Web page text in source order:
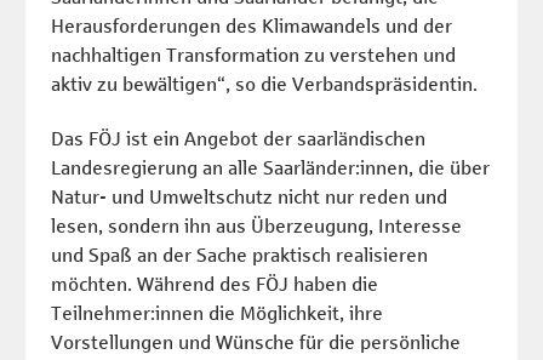
Herausforderungen des Klimawandels und der
nachhaltigen Transformation zu verstehen und
aktiv zu bewältigen“, so die Verbandspräsidentin.
Das FÖJ ist ein Angebot der saarländischen
Landesregierung an alle Saarländer:innen, die über
Natur- und Umweltschutz nicht nur reden und
lesen, sondern ihn aus Überzeugung, Interesse
und Spaß an der Sache praktisch realisieren
möchten. Während des FÖJ haben die
Teilnehmer:innen die Möglichkeit, ihre
Vorstellungen und Wünsche für die persönliche